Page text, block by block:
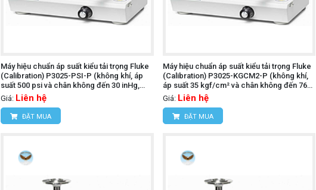
Máy hiệu chuẩn áp suất kiểu tải trọng Fluke
(Calibration) P3025-PSI-P (không khí, áp
suất 500 psi và chân không đến 30 inHg,
PCU đôi)
Giá: Liên hệ
ĐẶT MUA
Máy hiệu chuẩn áp suất kiểu tải trọng Fluke
(Calibration) P3025-KGCM2-P (không khí,
áp suất 35 kgf/cm² và chân không đến 760
mmHg)
Giá: Liên hệ
ĐẶT MUA